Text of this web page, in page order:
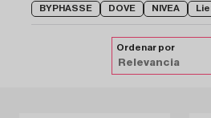
BYPHASSE DOVE NIVEA
Ordenar por